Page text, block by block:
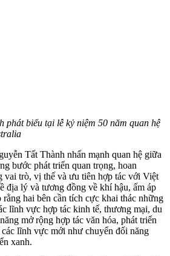
phát biểu tại lễ kỷ niệm 50 năm quan hệ
Tất Thành nhấn mạnh quan hệ giữa
bước phát triển quan trọng, hoan
vai trò, vị thế và ưu tiên hợp tác với Việt
địa lý và tương đồng về khí hậu, ấm áp
hai bên cần tích cực khai thác những
lĩnh vực hợp tác kinh tế, thương mại, du
mở rộng hợp tác văn hóa, phát triển
lĩnh vực mới như chuyển đổi năng
xanh.